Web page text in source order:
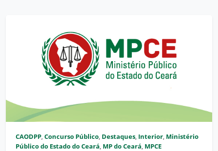
CAODPP, Concurso Público, Destaques, Interior, Ministério
Público do Estado do Ceará, MP do Ceará, MPCE